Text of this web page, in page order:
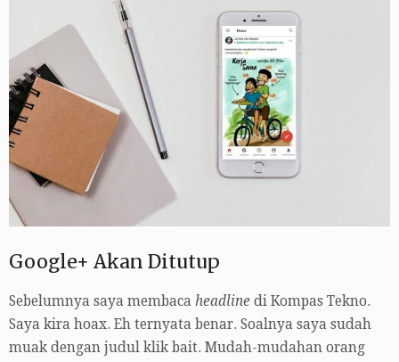
Google+ Akan Ditutup
Sebelumnya saya membaca headline di Kompas Tekno.
Saya kira hoax. Eh ternyata benar. Soalnya saya sudah
muak dengan judul klik bait. Mudah-mudahan orang